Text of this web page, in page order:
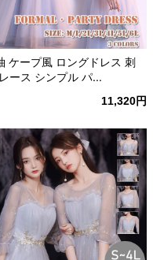
ケープ風 ロングドレス 刺
ース シンプル パ...
11,320円